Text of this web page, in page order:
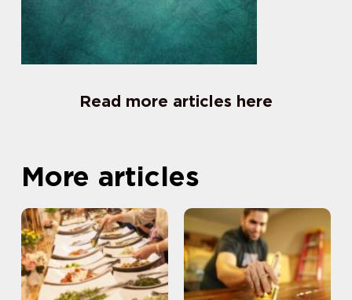
Read more articles here
More articles